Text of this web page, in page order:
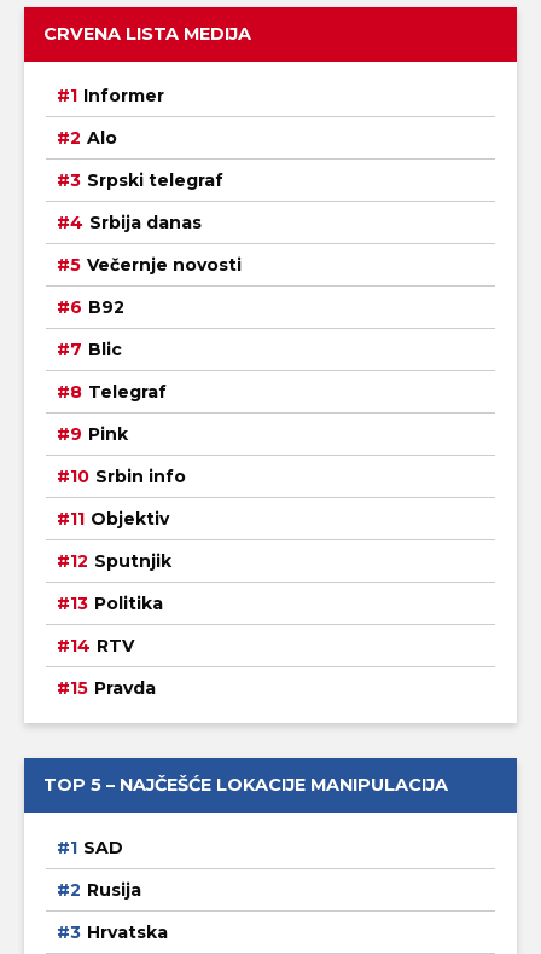
CRVENA LISTA MEDIJA
Informer
Alo
Srpski telegraf
Srbija danas
Večernje novosti
B92
Blic
Telegraf
Pink
Srbin info
Objektiv
Sputnjik
Politika
RTV
Pravda
TOP 5 – NAJČEŠĆE LOKACIJE MANIPULACIJA
SAD
Rusija
Hrvatska